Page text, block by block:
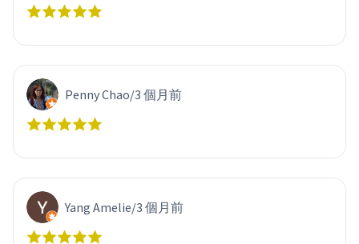
Penny Chao/3 個月前
Yang Amelie/3 個月前